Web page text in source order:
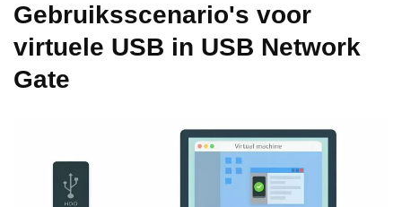
Gebruiksscenario's voor
virtuele USB in USB Network
Gate